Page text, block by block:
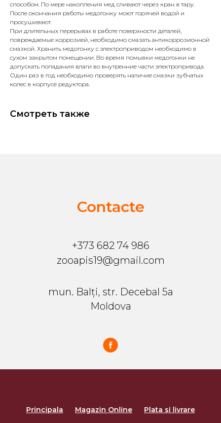
способом. По мере накопления мед сливают через кран в тару.
После окончания работы медогонку моют горячей водой и
просушивают.
При длительных перерывах в работе поверхности деталей,
повреждаемые коррозией, необходимо смазать антикоррозионной
смазкой. Хранить медогонку с электроприводом необходимо в
сухом закрытом помещении. Во время помывки медогонки не
допускать попадания влаги во внутренние части электропривода.
Один раз в год необходимо проверять наличие смазки зубчатых
колес в корпусе редуктора.
Смотреть также
Contacte
+373 682 74 986
zooapis19@gmail.com
mun. Balți, str. Decebal 5a
Moldova
Principala Magazin Online Plata si livrare